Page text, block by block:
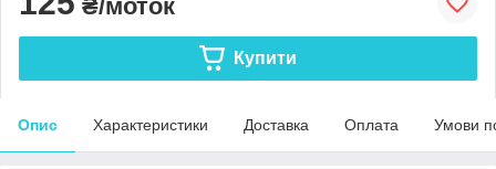
₴/моток
Купити
Опис Характеристики Доставка Оплата Умови